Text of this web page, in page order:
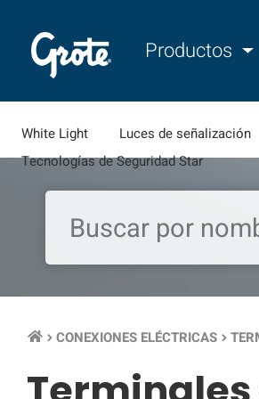
Productos
White Light Luces de señalización
Tecnologías de Seguridad Star
keyboard_arrow_right CONEXIONES ELÉCTRICAS keyboard_arrow_right